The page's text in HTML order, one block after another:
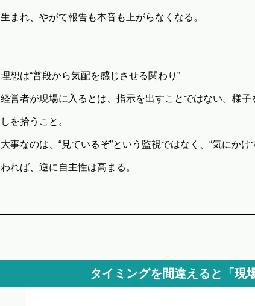
生まれ、やがて報告も本音も上がらなくなる。
理想は“普段から気配を感じさせる関わり”
経営者が現場に入るとは、指示を出すことではない。様
しを拾うこと。
大事なのは、“見ているぞ”という監視ではなく、“気にか
われば、逆に自主性は高まる。
タイミングを間違えると「現